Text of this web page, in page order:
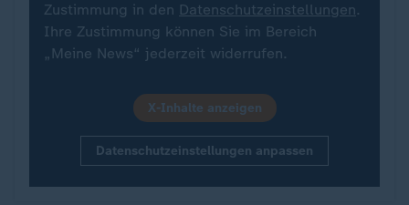
Zustimmung in den Datenschutzeinstellungen.
Ihre Zustimmung können Sie im Bereich
„Meine News“ jederzeit widerrufen.
X-Inhalte anzeigen
Datenschutzeinstellungen anpassen